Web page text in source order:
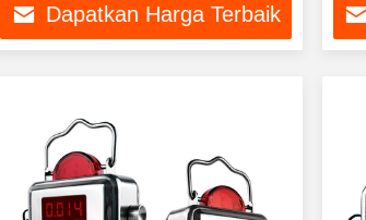
Dapatkan Harga Terbaik